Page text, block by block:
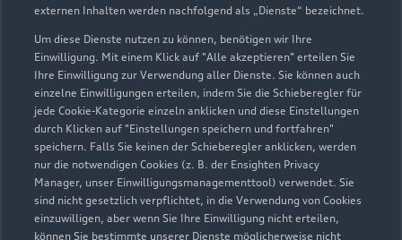
externen Inhalten werden nachfolgend als „Dienste“ bezeichnet.
Um diese Dienste nutzen zu können, benötigen wir Ihre
Einwilligung. Mit einem Klick auf "Alle akzeptieren" erteilen Sie
Ihre Einwilligung zur Verwendung aller Dienste. Sie können auch
einzelne Einwilligungen erteilen, indem Sie die Schieberegler für
jede Cookie-Kategorie einzeln anklicken und diese Einstellungen
durch Klicken auf "Einstellungen speichern und fortfahren"
speichern. Falls Sie keinen der Schieberegler anklicken, werden
nur die notwendigen Cookies (z. B. der Ensighten Privacy
Manager, unser Einwilligungsmanagementtool) verwendet. Sie
sind nicht gesetzlich verpflichtet, in die Verwendung von Cookies
einzuwilligen, aber wenn Sie Ihre Einwilligung nicht erteilen,
können Sie bestimmte unserer Dienste möglicherweise nicht
Voltastraße 7 - 9
63477 Maintal